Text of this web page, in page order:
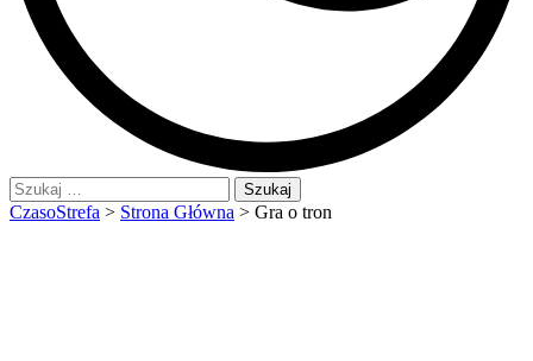
Szukaj:
CzasoStrefa > Strona Główna > Gra o tron